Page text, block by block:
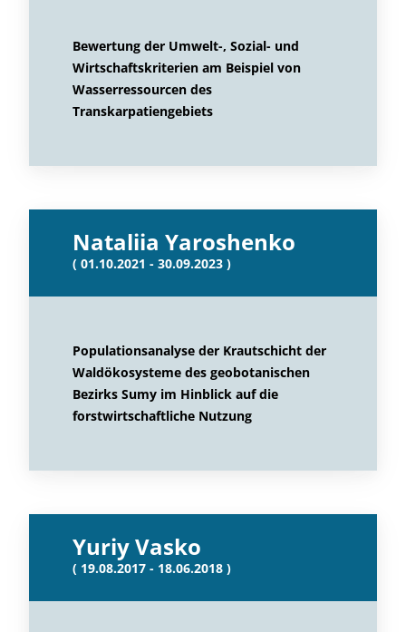
Bewertung der Umwelt-, Sozial- und
Wirtschaftskriterien am Beispiel von
Wasserressourcen des
Transkarpatiengebiets
Nataliia Yaroshenko
( 01.10.2021 - 30.09.2023 )
Populationsanalyse der Krautschicht der
Waldökosysteme des geobotanischen
Bezirks Sumy im Hinblick auf die
forstwirtschaftliche Nutzung
Yuriy Vasko
( 19.08.2017 - 18.06.2018 )